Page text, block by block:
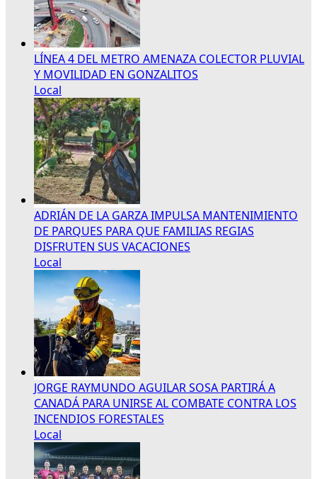
LÍNEA 4 DEL METRO AMENAZA COLECTOR PLUVIAL
Y MOVILIDAD EN GONZALITOS
Local
ADRIÁN DE LA GARZA IMPULSA MANTENIMIENTO
DE PARQUES PARA QUE FAMILIAS REGIAS
DISFRUTEN SUS VACACIONES
Local
JORGE RAYMUNDO AGUILAR SOSA PARTIRÁ A
CANADÁ PARA UNIRSE AL COMBATE CONTRA LOS
INCENDIOS FORESTALES
Local